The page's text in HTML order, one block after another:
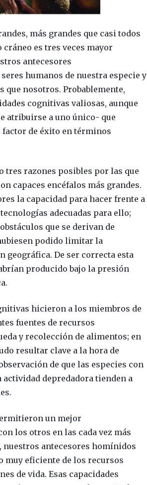
más grandes que casi todos
es tres veces mayor
antecesores
humanos de nuestra especie y
que nosotros. Probablemente,
cognitivas valiosas, aunque
atribuirse a uno único- que
de éxito en términos
tres razones posibles por las que
capaces encéfalos más grandes.
la capacidad para hacer frente a
adecuadas para ello;
que se derivan de
podido limitar la
geográfica. De ser correcta esta
producido bajo la presión
hicieron a los miembros de
fuentes de recursos
y recolección de alimentos; en
resultar clave a la hora de
de que las especies con
depredadora tienden a
un mejor
los otros en las cada vez más
nuestros antecesores homínidos
muy eficiente de los recursos
de vida. Esas capacidades